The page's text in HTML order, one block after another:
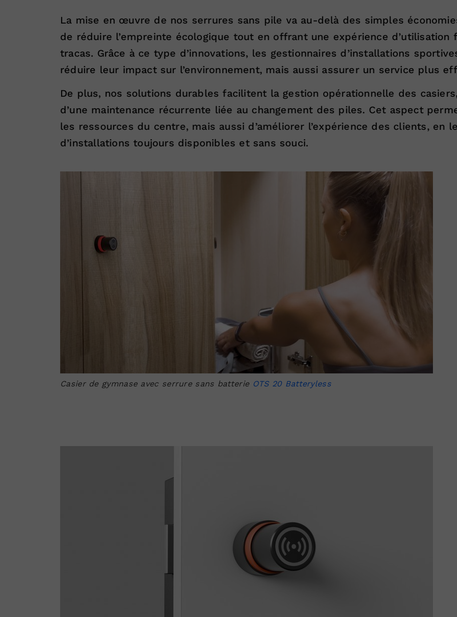
La mise en œuvre de nos serrures sans pile va au-delà des simples
de réduire l’empreinte écologique tout en offrant une expérience d’utilisation
tracas. Grâce à ce type d’innovations, les gestionnaires d’installations
réduire leur impact sur l’environnement, mais aussi assurer un service plus
De plus, nos solutions durables facilitent la gestion opérationnelle des
d’une maintenance récurrente liée au changement des piles. Cet aspect
les ressources du centre, mais aussi d’améliorer l’expérience des clients, en
d’installations toujours disponibles et sans souci.
Casier de gymnase avec serrure sans batterie OTS 20 Batteryless